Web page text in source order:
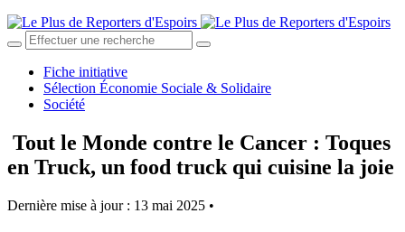
Fiche initiative
Sélection Économie Sociale & Solidaire
Société
Tout le Monde contre le Cancer : Toques
en Truck, un food truck qui cuisine la joie
Dernière mise à jour : 13 mai 2025 •